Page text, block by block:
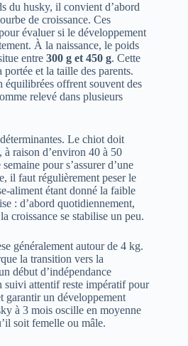
du husky, il convient d’abord
de croissance. Ces
évaluer si le développement
À la naissance, le poids
entre 300 g et 450 g. Cette
et la taille des parents.
équilibrées offrent souvent des
relevé dans plusieurs
Le chiot doit
raison d’environ 40 à 50
pour s’assurer d’une
il faut régulièrement peser le
aliment étant donné la faible
: d’abord quotidiennement,
croissance se stabilise un peu.
généralement autour de 4 kg.
la transition vers la
début d’indépendance
attentif reste impératif pour
garantir un développement
à 3 mois oscille en moyenne
soit femelle ou mâle.